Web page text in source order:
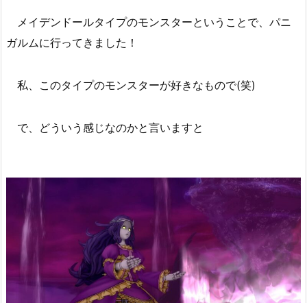
メイデンドールタイプのモンスターということで、パニ
ガルムに行ってきました！
私、このタイプのモンスターが好きなもので(笑)
で、どういう感じなのかと言いますと